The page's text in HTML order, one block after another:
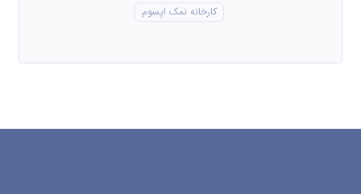
کارخانه نمک اپسوم